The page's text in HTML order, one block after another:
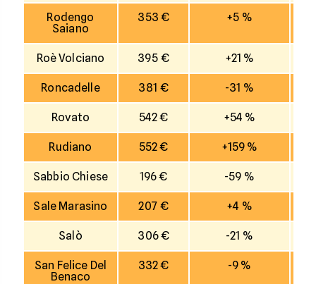
Rodengo
Saiano
353 € +5 %
Roè Volciano 395 € +21 %
Roncadelle 381 € -31 %
Rovato 542 € +54 %
Rudiano 552 € +159 %
Sabbio Chiese 196 € -59 %
Sale Marasino 207 € +4 %
Salò 306 € -21 %
San Felice Del
Benaco
332 € -9 %